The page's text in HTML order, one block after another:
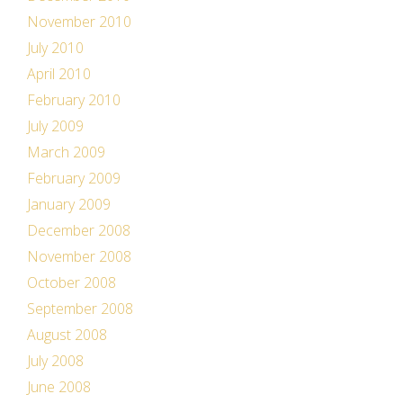
November 2010
July 2010
April 2010
February 2010
July 2009
March 2009
February 2009
January 2009
December 2008
November 2008
October 2008
September 2008
August 2008
July 2008
June 2008